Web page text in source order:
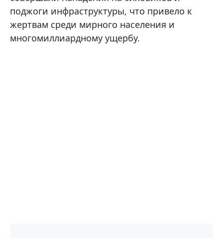
поджоги инфраструктуры, что привело к
жертвам среди мирного населения и
многомиллиардному ущербу.